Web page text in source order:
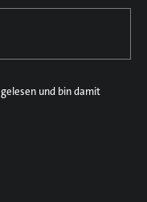
gelesen und bin damit